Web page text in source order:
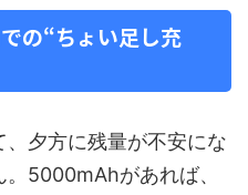
の“ちょい足し充
夕方に残量が不安にな
5000mAhがあれば、